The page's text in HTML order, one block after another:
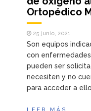
Ortopédico
25 junio, 2021
Son equipos
con
pueden ser
necesiten y no
para acceder a